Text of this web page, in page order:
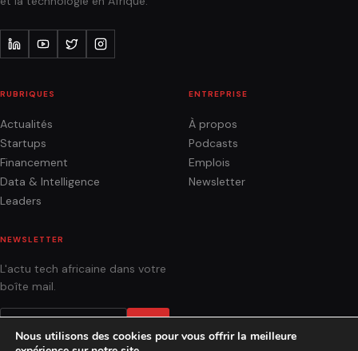
RUBRIQUES
Actualités
Startups
Financement
Data & Intelligence
Leaders
ENTREPRISE
À propos
Podcasts
Emplois
Newsletter
NEWSLETTER
L'actu tech africaine dans votre
boîte mail.
Nous utilisons des cookies pour vous offrir la meilleure